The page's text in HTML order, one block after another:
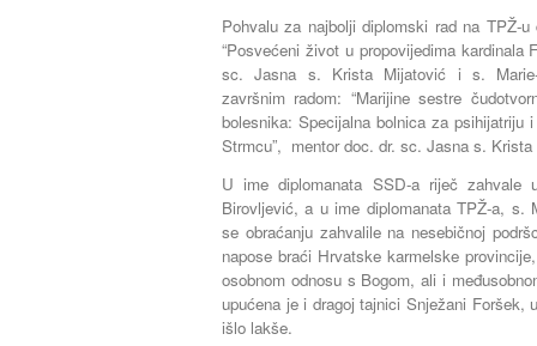
Pohvalu za najbolji diplomski rad na TPŽ-
“Posvećeni život u propovijedima kardinala
sc. Jasna s. Krista Mijatović i s.
završnim radom: “Marijine sestre
bolesnika: Specijalna bolnica za psihijatriju
Strmcu”, mentor doc. dr. sc. Jasna s.
U ime diplomanata SSD-a riječ zahvale
Birovljević, a u ime diplomanata TPŽ-a, s.
se obraćanju zahvalile na nesebičnoj
napose braći Hrvatske karmelske
osobnom odnosu s Bogom, ali i
upućena je i dragoj tajnici Snježani
išlo lakše.